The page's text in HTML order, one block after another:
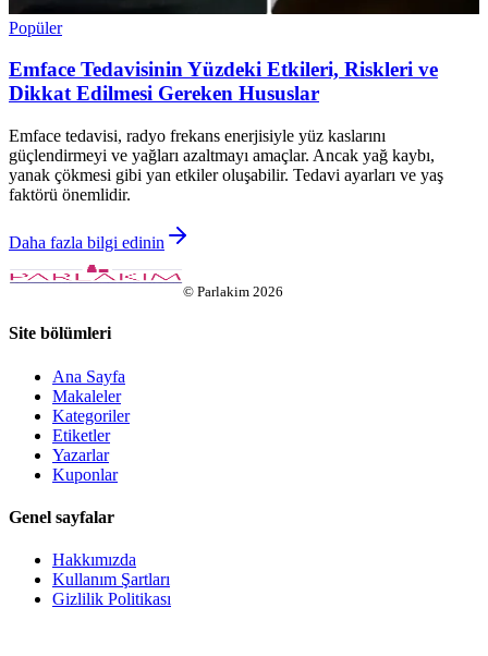
Popüler
Emface Tedavisinin Yüzdeki Etkileri, Riskleri ve
Dikkat Edilmesi Gereken Hususlar
Emface tedavisi, radyo frekans enerjisiyle yüz kaslarını
güçlendirmeyi ve yağları azaltmayı amaçlar. Ancak yağ kaybı,
yanak çökmesi gibi yan etkiler oluşabilir. Tedavi ayarları ve yaş
faktörü önemlidir.
Daha fazla bilgi edinin
© Parlakim 2026
Site bölümleri
Ana Sayfa
Makaleler
Kategoriler
Etiketler
Yazarlar
Kuponlar
Genel sayfalar
Hakkımızda
Kullanım Şartları
Gizlilik Politikası